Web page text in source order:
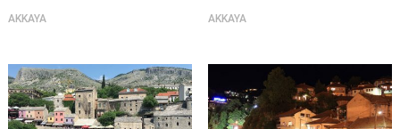
AKKAYA AKKAYA